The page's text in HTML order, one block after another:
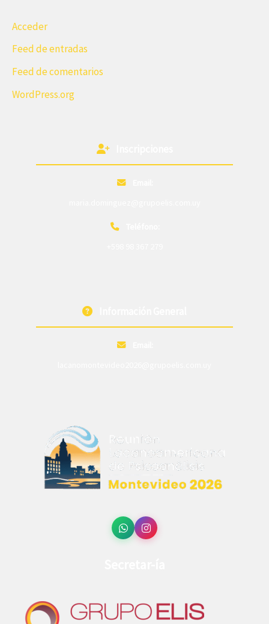
Acceder
Feed de entradas
Feed de comentarios
WordPress.org